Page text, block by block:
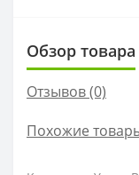
Обзор товара
Отзывов (0)
Похожие